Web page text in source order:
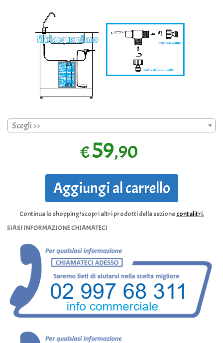
Scegli >>
€59,90
Aggiungi al carrello
Continua lo shopping!scopri altri prodotti della sezionecontalitri.
CHIAMATECI